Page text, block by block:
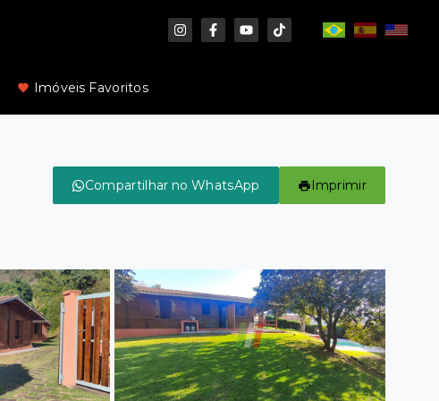
Imóveis Favoritos
Compartilhar no WhatsApp Imprimir